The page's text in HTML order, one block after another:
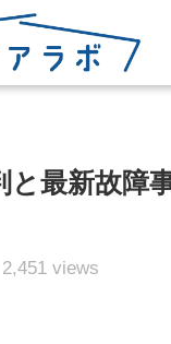
最新故障
2,451 views